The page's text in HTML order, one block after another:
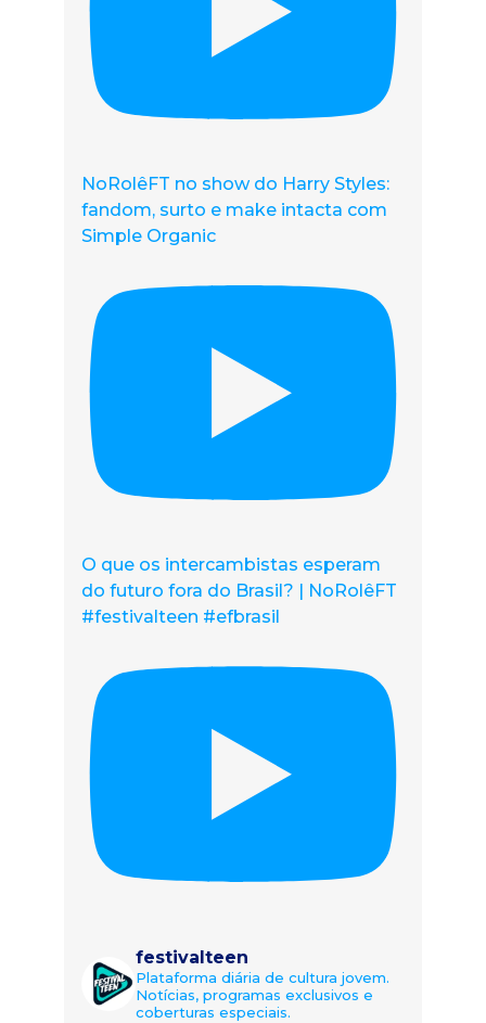
NoRolêFT no show do Harry Styles:
fandom, surto e make intacta com
Simple Organic
O que os intercambistas esperam
do futuro fora do Brasil? | NoRolêFT
#festivalteen #efbrasil
festivalteen
Plataforma diária de cultura jovem.
Notícias, programas exclusivos e
coberturas especiais.